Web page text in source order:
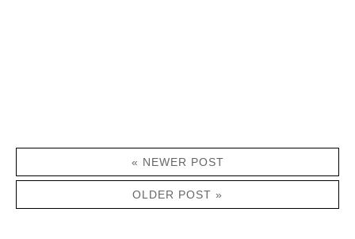
« NEWER POST
OLDER POST »